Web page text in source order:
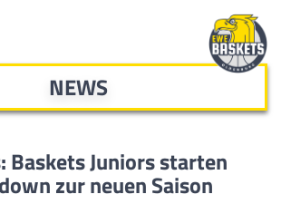
NEWS
Baskets Juniors starten
zur neuen Saison